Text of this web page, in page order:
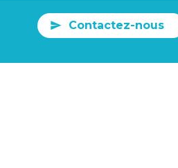
Contactez-nous